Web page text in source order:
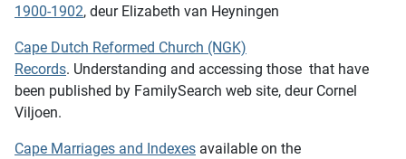
1900-1902, deur Elizabeth van Heyningen
Cape Dutch Reformed Church (NGK)
Records. Understanding and accessing those that have
been published by FamilySearch web site, deur Cornel
Viljoen.
Cape Marriages and Indexes available on the